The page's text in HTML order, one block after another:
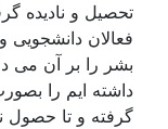
تحصیل و نادیده
فعالان دانشجویی
بشر را بر آن می
داشته ایم را
گرفته و تا حصول